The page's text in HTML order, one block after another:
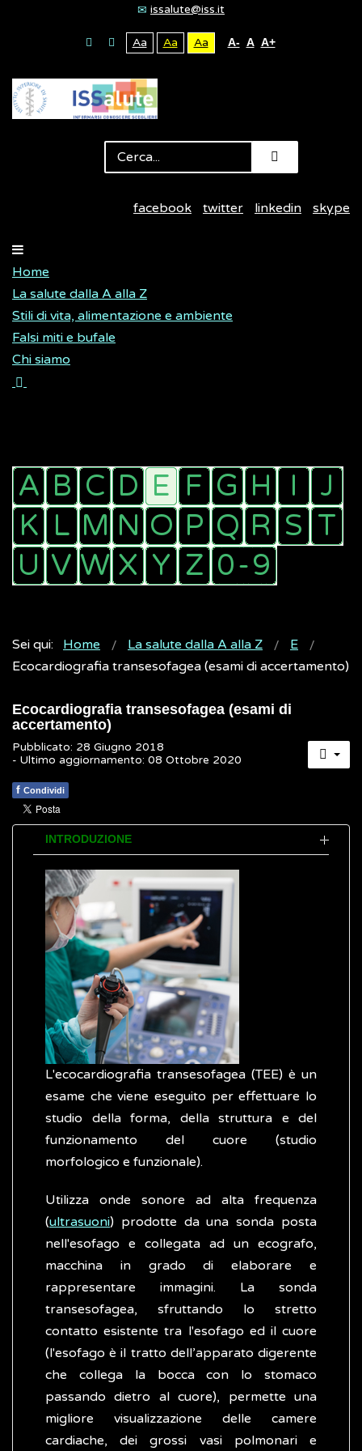
issalute@iss.it
Aa Aa Aa A- A A+
facebook twitter linkedin skype
Home
La salute dalla A alla Z
Stili di vita, alimentazione e ambiente
Falsi miti e bufale
Chi siamo
Sei qui: Home La salute dalla A alla Z
E
Ecocardiografia transesofagea (esami di accertamento)
Ecocardiografia transesofagea (esami di
accertamento)
Pubblicato: 28 Giugno 2018
- Ultimo aggiornamento: 08 Ottobre 2020
f Condividi
INTRODUZIONE
L'ecocardiografia transesofagea (TEE) è un
esame che viene eseguito per effettuare lo
studio della forma, della struttura e del
funzionamento del cuore (studio
morfologico e funzionale).
Utilizza onde sonore ad alta frequenza
(ultrasuoni) prodotte da una sonda posta
nell'esofago e collegata ad un ecografo,
macchina in grado di elaborare e
rappresentare immagini. La sonda
transesofagea, sfruttando lo stretto
contatto esistente tra l'esofago ed il cuore
(l'esofago è il tratto dell’apparato digerente
che collega la bocca con lo stomaco
passando dietro al cuore), permette una
migliore visualizzazione delle camere
cardiache, dei grossi vasi polmonari e